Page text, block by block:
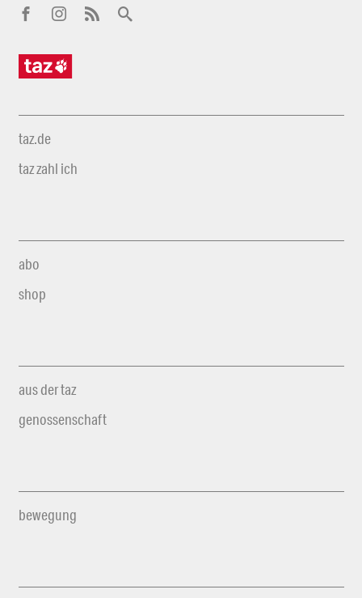
taz.de
taz zahl ich
abo
shop
aus der taz
genossenschaft
bewegung